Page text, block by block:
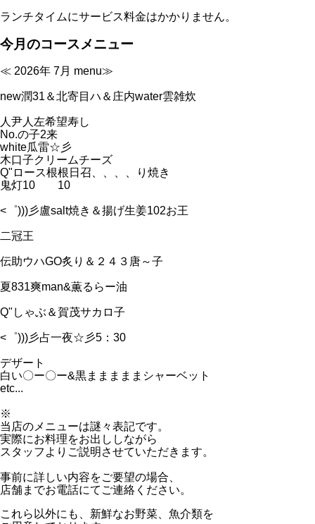
ランチタイムにサービス料金はかかりません。
今月のコースメニュー
≪ 2026年 7月 menu≫
new潤31＆北寄目ハ＆庄内water雲雑炊
人尹人左希望寿し
No.の子2来
white瓜雷☆彡
木口子クリームチーズ
Q"ロース根根日召、、、、り焼き
鬼灯10 10
<゜)))彡盧salt焼き＆揚げ生姜102お王
二冠王
伝助ウハGO炙り＆２４３唐～子
夏831爽man&薫るらー油
Q"しゃぶ＆賀茂サカロ子
<゜)))彡占一夜☆彡5：30
デザート
白い〇ー〇ー&黒まままままシャーベット
etc...
※
当店のメニューは謎々表記です。
実際にお料理をお出ししながら
スタッフよりご説明させていただきます。
事前に詳しい内容をご要望の場合、
店舗までお電話にてご連絡ください。
これら以外にも、新鮮なお野菜、魚介類を